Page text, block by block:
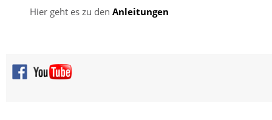
Hier geht es zu den Anleitungen